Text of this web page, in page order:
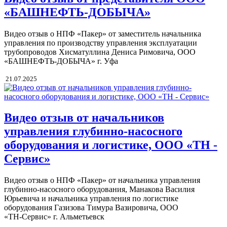
«БАШНЕФТЬ‑ДОБЫЧА»
Видео отзыв о НПФ «Пакер» от заместитель начальника
управления по производству управления эксплуатации
трубопроводов Хисматуллина Дениса Римовича, ООО
«БАШНЕФТЬ‑ДОБЫЧА» г. Уфа
21.07.2025
Видео отзыв от начальников
управления глубинно-насосного
оборудования и логистике, ООО «ТН -
Сервис»
Видео отзыв о НПФ «Пакер» от начальника управления
глубинно-насосного оборудования, Манакова Василия
Юрьевича и начальника управления по логистике
оборудования Газизова Тимура Вазировича, ООО
«ТН‑Сервис» г. Альметьевск